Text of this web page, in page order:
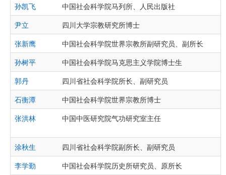
孙凯飞
中国社会科学院马列所、人民出版社
尹立
四川大学宗教研究所博士
张新鹰
中国社会科学院世界宗教所副研究员、副所长
孙树平
中国社会科学院马克思主义学院博士生
郭丹
四川省社会科学院所长、副研究员
石衡潭
中国社会科学院世界宗教所博士
张洪林
中国中医研究院气功研究室主任
涂秋生
四川省社会科学院副所长、副研究员
李学勤
中国社会科学院历史所研究员、原所长